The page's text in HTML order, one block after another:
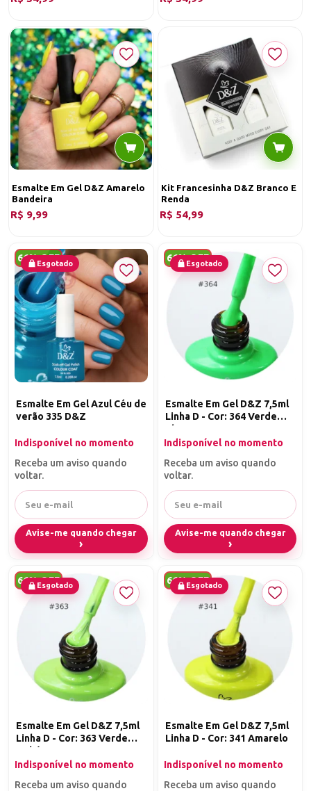
Esmalte Em Gel D&Z Amarelo
Bandeira
R$ 9,99
Kit Francesinha D&Z Branco E
Renda
R$ 54,99
66% OFF
Esgotado
Esmalte Em Gel Azul Céu de
verão 335 D&Z
Indisponível no momento
Receba um aviso quando
voltar.
Avise-me quando chegar
66% OFF
Esgotado
Esmalte Em Gel D&Z 7,5ml
Linha D - Cor: 364 Verde
Claro
Indisponível no momento
Receba um aviso quando
voltar.
Avise-me quando chegar
66% OFF
Esgotado
Esmalte Em Gel D&Z 7,5ml
Linha D - Cor: 363 Verde
Bebê
Indisponível no momento
Receba um aviso quando
66% OFF
Esgotado
Esmalte Em Gel D&Z 7,5ml
Linha D - Cor: 341 Amarelo
Indisponível no momento
Receba um aviso quando